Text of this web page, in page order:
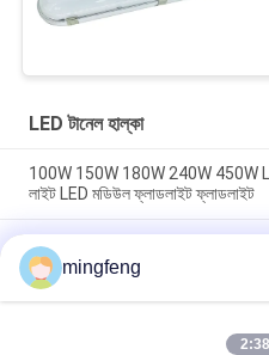
LED টানেল হাল্কা
100W 150W 180W 240W 450W LED
লাইট LED মডিউল ফ্লাডলাইট ফ্লাডলাইট
40W-450W 140-150lm/W IP67
LED ভূগর্ভস্থ পাস লাইট
mingfeng